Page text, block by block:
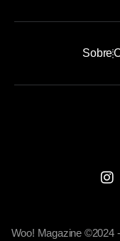
Sobre
Woo! Magazine ©2024